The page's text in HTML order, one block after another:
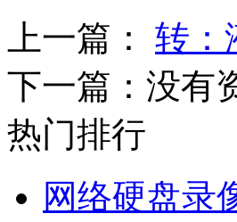
上一篇： 转：
下一篇： 没有
热门排行
网络硬盘录